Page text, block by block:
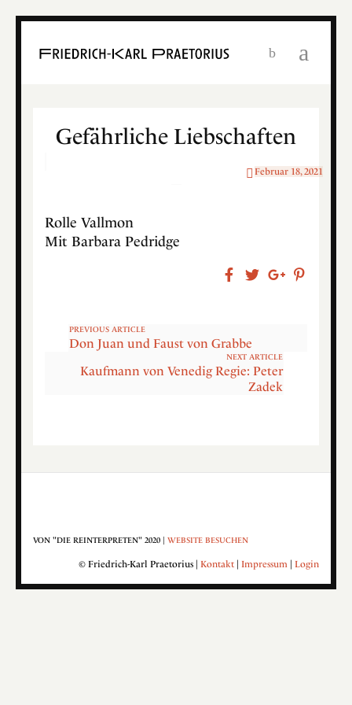
Gefährliche Liebschaften
Februar 18, 2021
Rolle Vallmon
Mit Barbara Pedridge
PREVIOUS ARTICLE
Don Juan und Faust von Grabbe
NEXT ARTICLE
Kaufmann von Venedig Regie: Peter
Zadek
VON "DIE REINTERPRETEN" 2020 | WEBSITE BESUCHEN
© Friedrich-Karl Praetorius | Kontakt | Impressum | Login